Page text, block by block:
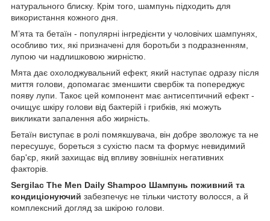
натурального блиску. Крім того, шампунь підходить для
використання кожного дня.
М’ята та бетаїн - популярні інгредієнти у чоловічих шампунях,
особливо тих, які призначені для боротьби з подразненням,
лупою чи надлишковою жирністю.
Мята дає охолоджувальний ефект, який наступає одразу після
миття голови, допомагає зменшити свербіж та попереджує
появу лупи. Такоє цей компонент має антисептичний ефект -
очищує шкіру голови від бактерій і грибків, які можуть
викликати запалення або жирність.
Бетаїн виступає в ролі помякшувача, він добре зволожує та не
пересушує, бореться з сухістю пасм та формує невидимий
бар'єр, який захищає від впливу зовнішніх негативних
факторів.
Sergilac The Men Daily Shampoo Шампунь поживний та
кондиціонуючий забезпечує не тільки чистоту волосся, а й
комплексний догляд за шкірою голови.